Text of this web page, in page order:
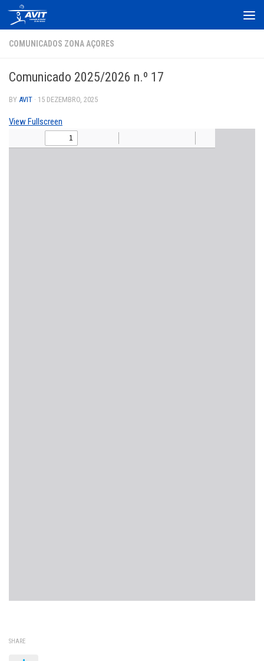
Skip to content
COMUNICADOS ZONA AÇORES
Comunicado 2025/2026 n.º 17
BY AVIT · 15 DEZEMBRO, 2025
View Fullscreen
SHARE